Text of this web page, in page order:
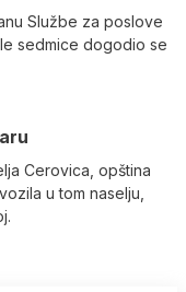
Službe za poslove
sedmice dogodio se
Cerovica, opština
u tom naselju,